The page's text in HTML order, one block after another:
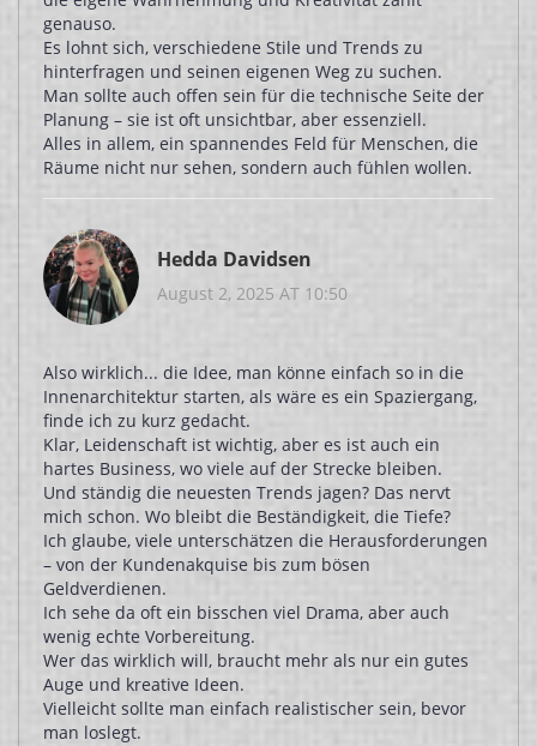
genauso.
Es lohnt sich, verschiedene Stile und Trends zu
hinterfragen und seinen eigenen Weg zu suchen.
Man sollte auch offen sein für die technische Seite der
Planung – sie ist oft unsichtbar, aber essenziell.
Alles in allem, ein spannendes Feld für Menschen, die
Räume nicht nur sehen, sondern auch fühlen wollen.
Hedda Davidsen
August 2, 2025 AT 10:50
Also wirklich... die Idee, man könne einfach so in die
Innenarchitektur starten, als wäre es ein Spaziergang,
finde ich zu kurz gedacht.
Klar, Leidenschaft ist wichtig, aber es ist auch ein
hartes Business, wo viele auf der Strecke bleiben.
Und ständig die neuesten Trends jagen? Das nervt
mich schon. Wo bleibt die Beständigkeit, die Tiefe?
Ich glaube, viele unterschätzen die Herausforderungen
– von der Kundenakquise bis zum bösen
Geldverdienen.
Ich sehe da oft ein bisschen viel Drama, aber auch
wenig echte Vorbereitung.
Wer das wirklich will, braucht mehr als nur ein gutes
Auge und kreative Ideen.
Vielleicht sollte man einfach realistischer sein, bevor
man loslegt.